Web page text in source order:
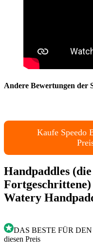
Andere Bewertungen der
Kaufe Speedo
Handpaddles
Watery
DAS BESTE FÜR
diesen Preis